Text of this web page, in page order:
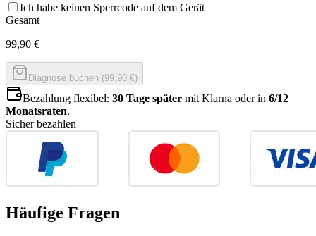
Ich habe keinen Sperrcode auf dem Gerät
Gesamt
99,90 €
Diagnose buchen (99,90 €)
Bezahlung flexibel: 30 Tage später mit Klarna oder in 6/12
Monatsraten.
Sicher bezahlen
Häufige Fragen